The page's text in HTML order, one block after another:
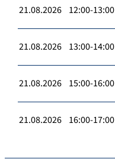
21.08.2026 12:00-13:00
21.08.2026 13:00-14:00
21.08.2026 15:00-16:00
21.08.2026 16:00-17:00